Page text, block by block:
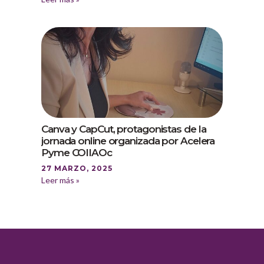
Canva y CapCut, protagonistas de la
jornada online organizada por Acelera
Pyme COIIAOc
27 MARZO, 2025
Leer más »